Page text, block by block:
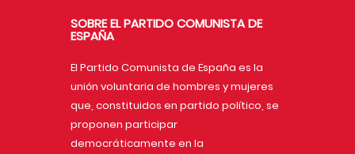
SOBRE EL PARTIDO COMUNISTA DE
ESPAÑA
El Partido Comunista de España es la
unión voluntaria de hombres y mujeres
que, constituidos en partido político, se
proponen participar
democráticamente en la